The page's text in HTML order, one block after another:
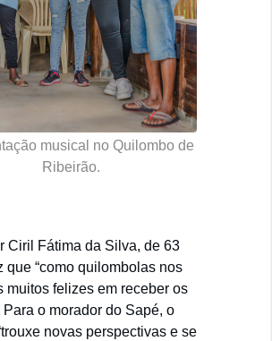
musical no Quilombo de
Ribeirão.
Ciril Fátima da Silva, de 63
que “como quilombolas nos
muitos felizes em receber os
Para o morador do Sapé, o
novas perspectivas e se